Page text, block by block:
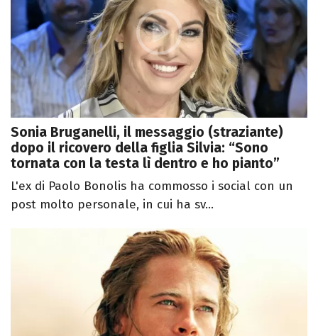
Sonia Bruganelli, il messaggio (straziante)
dopo il ricovero della figlia Silvia: “Sono
tornata con la testa lì dentro e ho pianto”
L'ex di Paolo Bonolis ha commosso i social con un
post molto personale, in cui ha sv...